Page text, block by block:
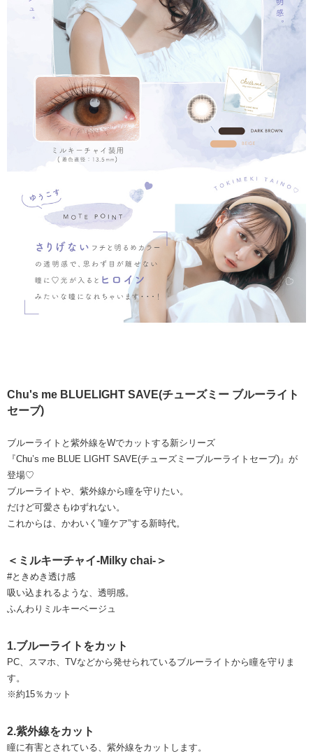
Chu's me BLUELIGHT SAVE(チューズミー ブルーライト
セーブ)
ブルーライトと紫外線をWでカットする新シリーズ
『Chu’s me BLUE LIGHT SAVE(チューズミーブルーライトセーブ)』が
登場♡
ブルーライトや、紫外線から瞳を守りたい。
だけど可愛さもゆずれない。
これからは、かわいく”瞳ケア”する新時代。
＜ミルキーチャイ-Milky chai-＞
#ときめき透け感
吸い込まれるような、透明感。
ふんわりミルキーベージュ
1.ブルーライトをカット
PC、スマホ、TVなどから発せられているブルーライトから瞳を守りま
す。
※約15％カット
2.紫外線をカット
瞳に有害とされている、紫外線をカットします。